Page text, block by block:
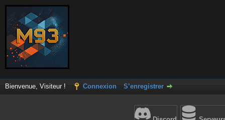
Bienvenue, Visiteur ! Connexion S’enregistrer